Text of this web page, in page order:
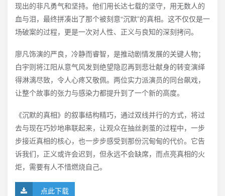
现出的非凡勇气和坚持。他们用长达七载的坚守，用无数人的
血与泪，最终拼凑出了那个被刻意“沉默”的真相。这不仅仅是一
场破案的过程，更是一次对人性、正义与良知的深刻拷问。
廖凡饰演的严良，冷静而睿智，是推动剧情发展的关键人物；
白宇则将江阳从意气风发到绝望隐忍再到悲壮献身的转变演绎
得淋漓尽致，令人心疼又敬佩。两位实力派演员的同台飙戏，
让整个故事的张力与感染力都提升到了一个新的高度。
《沉默的真相》的叙事结构精巧，通过双线并行的方式，将过
去与现在巧妙地串联起来，让观众在抽丝剥茧的过程中，一步
步接近真相的核心，也一步步感受到那份沉甸甸的代价。它告
诉我们，正义或许会迟到，但永远不会缺席，而点亮真相的火
炬，需要有人不惜燃烧自己。
点此下载